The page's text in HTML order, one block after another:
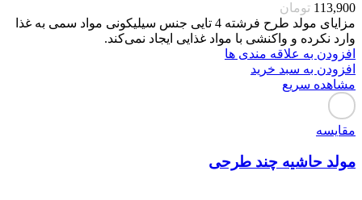
113,900 تومان
مزایای مولد طرح فرشته 4 تایی جنس سیلیکونی مواد سمی به غذا
وارد نکرده و واکنشی با مواد غذایی ایجاد نمی‌کند.
افزودن به علاقه مندی ها
افزودن به سبد خرید
مشاهده سریع
مقایسه
مولد حاشیه چند طرحی